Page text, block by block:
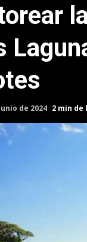
de 2024 2 min